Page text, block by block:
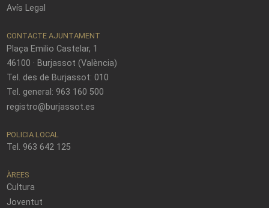
Avís Legal
CONTACTE AJUNTAMENT
Plaça Emilio Castelar, 1
46100 · Burjassot (València)
Tel. des de Burjassot: 010
Tel. general: 963 160 500
registro@burjassot.es
POLICIA LOCAL
Tel. 963 642 125
ÀREES
Cultura
Joventut